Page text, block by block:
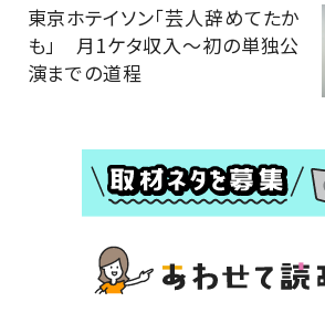
東京ホテイソン「芸人辞めてたか
も」 月1ケタ収入～初の単独公
演までの道程